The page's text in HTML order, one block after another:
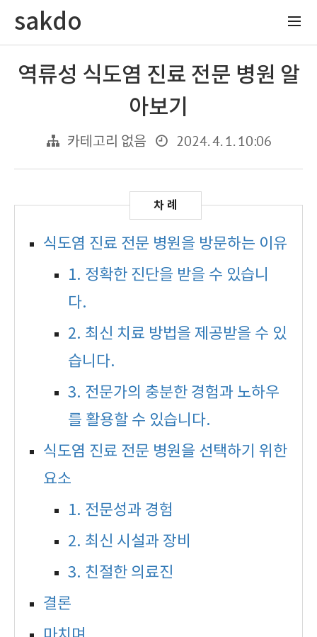
sakdo
역류성 식도염 진료 전문 병원 알
아보기
카테고리 없음 2024. 4. 1. 10:06
식도염 진료 전문 병원을 방문하는 이유
1. 정확한 진단을 받을 수 있습니
다.
2. 최신 치료 방법을 제공받을 수 있
습니다.
3. 전문가의 충분한 경험과 노하우
를 활용할 수 있습니다.
식도염 진료 전문 병원을 선택하기 위한
요소
1. 전문성과 경험
2. 최신 시설과 장비
3. 친절한 의료진
결론